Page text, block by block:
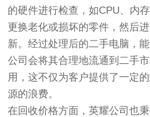
的硬件进行检查，如CPU、内
更换老化或损坏的零件，然后
新。经过处理后的二手电脑，
公司会将其合理地流通到二手
用，这不仅为客户提供了一定
源的浪费。
在回收价格方面，英耀公司也